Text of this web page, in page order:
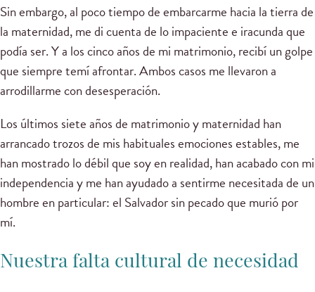
Sin embargo, al poco tiempo de embarcarme hacia la tierra de
la maternidad, me di cuenta de lo impaciente e iracunda que
podía ser. Y a los cinco años de mi matrimonio, recibí un golpe
que siempre temí afrontar. Ambos casos me llevaron a
arrodillarme con desesperación.
Los últimos siete años de matrimonio y maternidad han
arrancado trozos de mis habituales emociones estables, me
han mostrado lo débil que soy en realidad, han acabado con mi
independencia y me han ayudado a sentirme necesitada de un
hombre en particular: el Salvador sin pecado que murió por
mí.
Nuestra falta cultural de necesidad